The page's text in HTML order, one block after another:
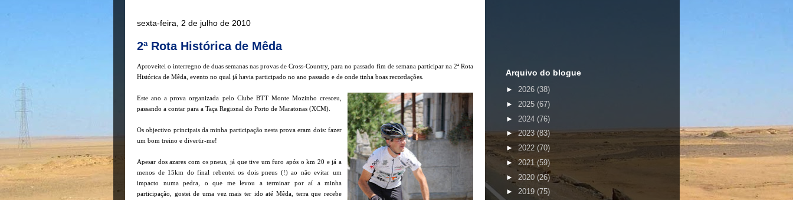
sexta-feira, 2 de julho de 2010
2ª Rota Histórica de Mêda
Aproveitei o interregno de duas semanas nas provas de Cross-Country, para no passado fim de semana participar na 2ª Rota
Histórica de Mêda, evento no qual já havia participado no ano passado e de onde tinha boas recordações.
Este ano a prova organizada pelo Clube BTT Monte Mozinho cresceu,
passando a contar para a Taça Regional do Porto de Maratonas (XCM).
Os objectivo principais da minha participação nesta prova eram dois: fazer
um bom treino e divertir-me!
Apesar dos azares com os pneus, já que tive um furo após o km 20 e já a
menos de 15km do final rebentei os dois pneus (!) ao não evitar um
impacto numa pedra, o que me levou a terminar por aí a minha
participação, gostei de uma vez mais ter ido até Mêda, terra que recebe
Arquivo do blogue
► 2026 (38)
► 2025 (67)
► 2024 (76)
►2023(83)
► 2022 (70)
► 2021 (59)
► 2020 (26)
► 2019 (75)